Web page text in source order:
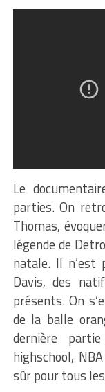
Le
parties. On
Thomas,
légende de
natale. Il n’est
Davis, des
présents. On
de la balle
dernière
highschool,
sûr pour tous